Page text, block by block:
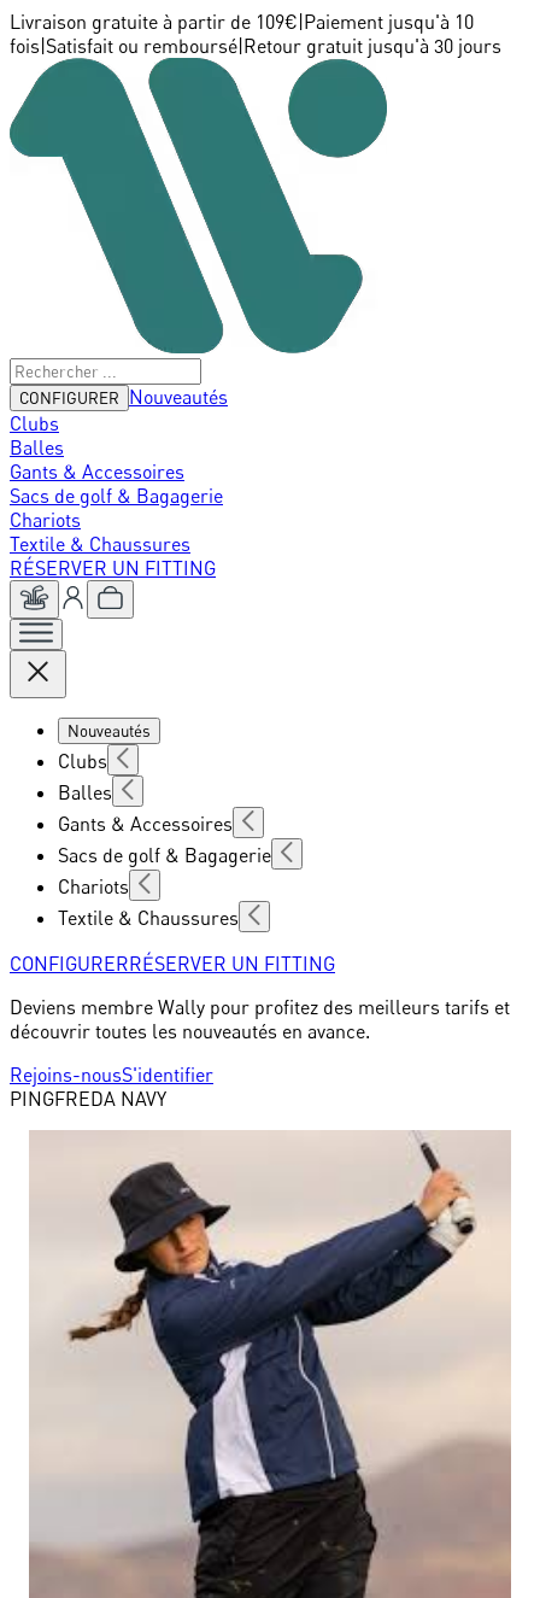
Livraison gratuite à partir de 109€ Paiement jusqu'à 10
fois Satisfait ou remboursé Retour gratuit jusqu'à 30 jours
CONFIGURER
Nouveautés
Clubs
Balles
Gants & Accessoires
Sacs de golf & Bagagerie
Chariots
Textile & Chaussures
RÉSERVER UN FITTING
Nouveautés
Clubs
Balles
Gants & Accessoires
Sacs de golf & Bagagerie
Chariots
Textile & Chaussures
CONFIGURERRÉSERVER UN FITTING
Deviens membre Wally pour profitez des meilleurs tarifs et
découvrir toutes les nouveautés en avance.
Rejoins-nousS'identifier
PINGFREDA NAVY